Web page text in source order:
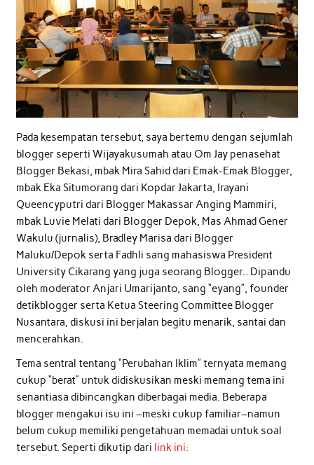
Pada kesempatan tersebut, saya bertemu dengan sejumlah
blogger seperti Wijayakusumah atau Om Jay penasehat
Blogger Bekasi, mbak Mira Sahid dari Emak-Emak Blogger,
mbak Eka Situmorang dari Kopdar Jakarta, Irayani
Queencyputri dari Blogger Makassar Anging Mammiri,
mbak Luvie Melati dari Blogger Depok, Mas Ahmad Gener
Wakulu (jurnalis), Bradley Marisa dari Blogger
Maluku/Depok serta Fadhli sang mahasiswa President
University Cikarang yang juga seorang Blogger.. Dipandu
oleh moderator Anjari Umarijanto, sang “eyang”, founder
detikblogger serta Ketua Steering Committee Blogger
Nusantara, diskusi ini berjalan begitu menarik, santai dan
mencerahkan.
Tema sentral tentang “Perubahan Iklim” ternyata memang
cukup “berat” untuk didiskusikan meski memang tema ini
senantiasa dibincangkan diberbagai media. Beberapa
blogger mengakui isu ini –meski cukup familiar–namun
belum cukup memiliki pengetahuan memadai untuk soal
tersebut. Seperti dikutip dari link ini: